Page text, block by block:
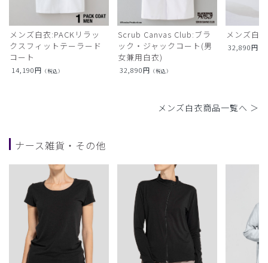
メンズ白衣:PACKリラッ
クスフィットテーラード
コート
14,190円 （税込）
Scrub Canvas Club:ブラ
ック・ジャックコート(男
女兼用白衣)
32,890円 （税込）
メンズ白
32,890円
メンズ白衣商品一覧へ ＞
ナース雑貨・その他